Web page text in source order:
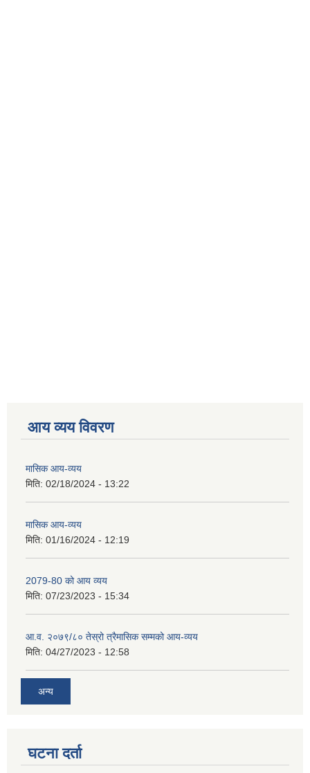
आय व्यय विवरण
मासिक आय-व्यय
मिति: 02/18/2024 - 13:22
मासिक आय-व्यय
मिति: 01/16/2024 - 12:19
2079-80 को आय व्यय
मिति: 07/23/2023 - 15:34
आ.व. २०७९/८० तेस्रो त्रैमासिक सम्मको आय-व्यय
मिति: 04/27/2023 - 12:58
अन्य
घटना दर्ता